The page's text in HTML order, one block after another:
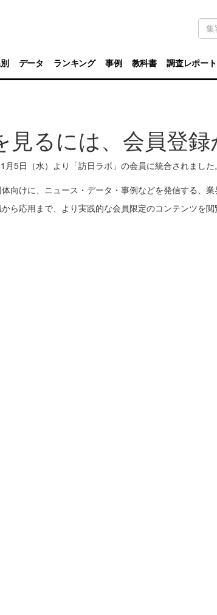
キ
ワ
ド
検
索
データ ランキング 事例 教科書 調査レポート
見るには、会員登録
5日（水）より「訪日ラボ」の会員に統合されまし
向けに、ニュース・データ・事例などを発信する、
ら応用まで、より実践的な会員限定のコンテンツを閲